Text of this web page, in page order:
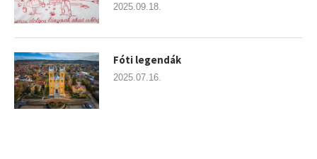
2025.09.18.
Fóti legendák
2025.07.16.